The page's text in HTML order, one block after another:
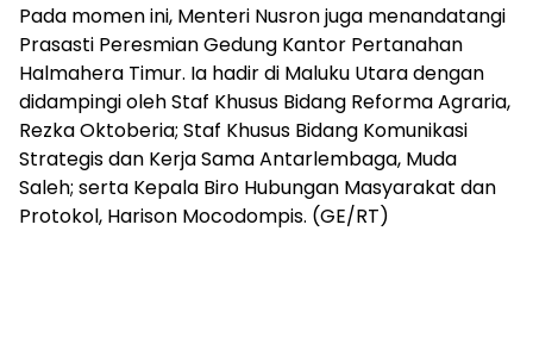
Pada momen ini, Menteri Nusron juga menandatangi
Prasasti Peresmian Gedung Kantor Pertanahan
Halmahera Timur. Ia hadir di Maluku Utara dengan
didampingi oleh Staf Khusus Bidang Reforma Agraria,
Rezka Oktoberia; Staf Khusus Bidang Komunikasi
Strategis dan Kerja Sama Antarlembaga, Muda
Saleh; serta Kepala Biro Hubungan Masyarakat dan
Protokol, Harison Mocodompis. (GE/RT)